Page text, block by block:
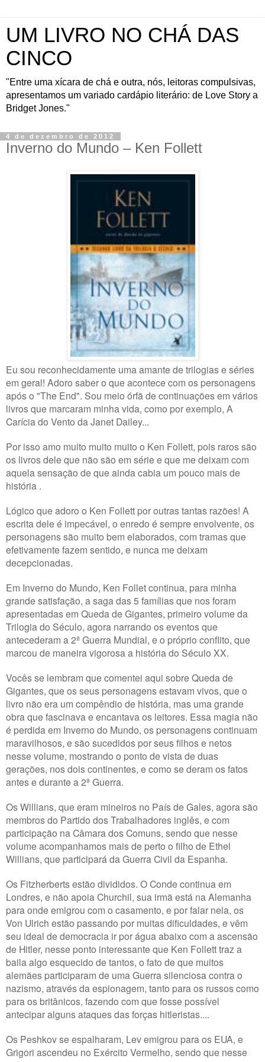
UM LIVRO NO CHÁ DAS
CINCO
"Entre uma xícara de chá e outra, nós, leitoras compulsivas,
apresentamos um variado cardápio literário: de Love Story a
Bridget Jones."
4 de dezembro de 2012
Inverno do Mundo – Ken Follett
Eu sou reconhecidamente uma amante de trilogias e séries
em geral! Adoro saber o que acontece com os personagens
após o "The End". Sou meio órfã de continuações em vários
livros que marcaram minha vida, como por exemplo, A
Carícia do Vento da Janet Dailey...
Por isso amo muito muito muito o Ken Follett, pois raros são
os livros dele que não são em série e que me deixam com
aquela sensação de que ainda cabia um pouco mais de
história .
Lógico que adoro o Ken Follett por outras tantas razões! A
escrita dele é impecável, o enredo é sempre envolvente, os
personagens são muito bem elaborados, com tramas que
efetivamente fazem sentido, e nunca me deixam
decepcionadas.
Em Inverno do Mundo, Ken Follet continua, para minha
grande satisfação, a saga das 5 famílias que nos foram
apresentadas em Queda de Gigantes, primeiro volume da
Trilogia do Século, agora narrando os eventos que
antecederam a 2ª Guerra Mundial, e o próprio conflito, que
marcou de maneira vigorosa a história do Século XX.
Vocês se lembram que comentei aqui sobre Queda de
Gigantes, que os seus personagens estavam vivos, que o
livro não era um compêndio de história, mas uma grande
obra que fascinava e encantava os leitores. Essa magia não
é perdida em Inverno do Mundo, os personagens continuam
maravilhosos, e são sucedidos por seus filhos e netos
nesse volume, mostrando o ponto de vista de duas
gerações, nos dois continentes, e como se deram os fatos
antes e durante a 2ª Guerra.
Os Willians, que eram mineiros no País de Gales, agora são
membros do Partido dos Trabalhadores inglês, e com
participação na Câmara dos Comuns, sendo que nesse
volume acompanhamos mais de perto o filho de Ethel
Willians, que participará da Guerra Civil da Espanha.
Os Fitzherberts estão divididos. O Conde continua em
Londres, e não apoia Churchil, sua irmã está na Alemanha
para onde emigrou com o casamento, e por falar nela, os
Von Ulrich estão passando por muitas dificuldades, e vêm
seu ideal de democracia ir por água abaixo com a ascensão
de Hitler, nesse ponto interessante que Ken Follett traz a
baila algo esquecido de tantos, o fato de que muitos
alemães participaram de uma Guerra silenciosa contra o
nazismo, através da espionagem, tanto para os russos como
para os britânicos, fazendo com que fosse possível
antecipar alguns ataques das forças hitleristas....
Os Peshkov se espalharam, Lev emigrou para os EUA, e
Grigori ascendeu no Exército Vermelho, sendo que nesse